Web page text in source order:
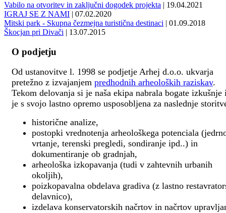
Vabilo na otvoritev in zaključni dogodek projekta | 19.04.2021
IGRAJ SE Z NAMI | 07.02.2020
Mitski park - Skupna čezmejna turistična destinaci | 01.09.2018
Škocjan pri Divači | 13.07.2015
O podjetju
Od ustanovitve l. 1998 se podjetje Arhej d.o.o. ukvarja
pretežno z izvajanjem predhodnih arheoloških raziskav.
Tekom delovanja si je naša ekipa nabrala bogate izkušnje
je s svojo lastno opremo usposobljena za naslednje
historične analize,
postopki vrednotenja arheološkega potenciala
vrtanje, terenski pregledi, sondiranje ipd..) in
dokumentiranje ob gradnjah,
arheološka izkopavanja (tudi v zahtevnih urbanih
okoljih),
poizkopavalna obdelava gradiva (z lastno
delavnico),
izdelava konservatorskih načrtov in načrtov